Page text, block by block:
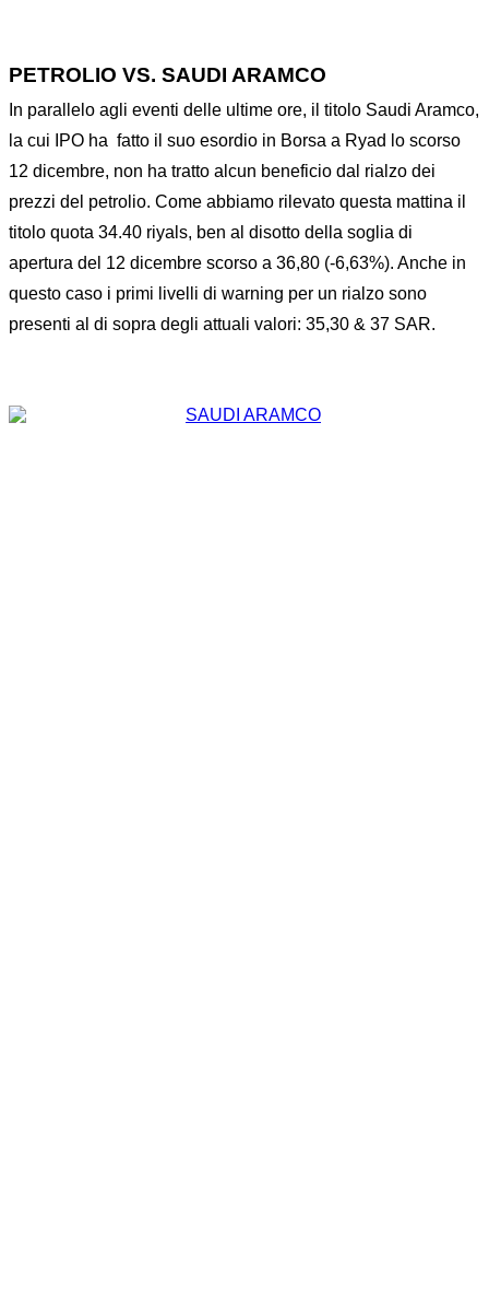
PETROLIO VS. SAUDI ARAMCO
In parallelo agli eventi delle ultime ore, il titolo Saudi Aramco,
la cui IPO ha fatto il suo esordio in Borsa a Ryad lo scorso
12 dicembre, non ha tratto alcun beneficio dal rialzo dei
prezzi del petrolio. Come abbiamo rilevato questa mattina il
titolo quota 34.40 riyals, ben al disotto della soglia di
apertura del 12 dicembre scorso a 36,80 (-6,63%). Anche in
questo caso i primi livelli di warning per un rialzo sono
presenti al di sopra degli attuali valori: 35,30 & 37 SAR.